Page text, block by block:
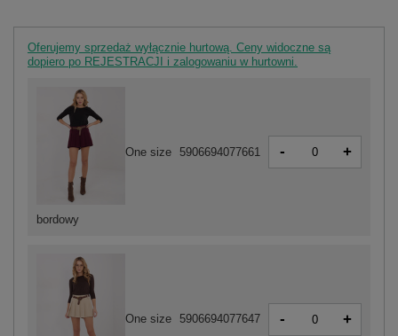
Oferujemy sprzedaż wyłącznie hurtową. Ceny widoczne są
dopiero po REJESTRACJI i zalogowaniu w hurtowni.
bordowy
One size 5906694077661 - +
One size 5906694077647 - +